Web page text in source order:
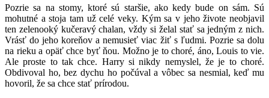
Pozrie sa na stomy, ktoré sú staršie, ako kedy bude on sám. Sú
mohutné a stoja tam už celé veky. Kým sa v jeho živote neobjavil
ten zelenooký kučeravý chalan, vždy si želal stať sa jedným z nich.
Vrásť do jeho koreňov a nemusieť viac žiť s ľudmi. Pozrie sa dolu
na rieku a opäť chce byť ňou. Možno je to choré, áno, Louis to vie.
Ale proste to tak chce. Harry si nikdy nemyslel, že je to choré.
Obdivoval ho, bez dychu ho počúval a vôbec sa nesmial, keď mu
hovoril, že sa chce stať prírodou.